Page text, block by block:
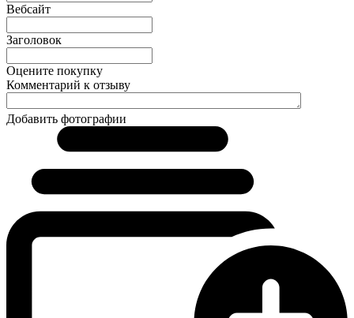
Вебсайт
Заголовок
Оцените покупку
Комментарий к отзыву
Добавить фотографии